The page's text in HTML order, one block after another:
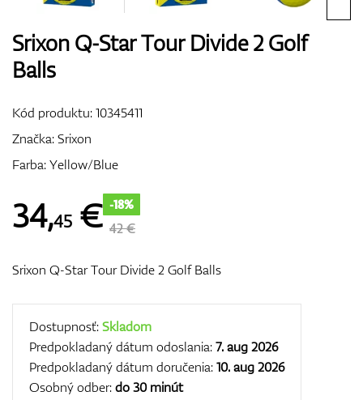
Srixon Q-Star Tour Divide 2 Golf
Balls
Kód produktu:10345411
Značka:Srixon
Farba: Yellow/Blue
34,45 € -18%
42 €
Srixon Q-Star Tour Divide 2 Golf Balls
Dostupnosť:Skladom
Predpokladaný dátum odoslania:7. aug 2026
Predpokladaný dátum doručenia:10. aug 2026
Osobný odber:do 30 minút